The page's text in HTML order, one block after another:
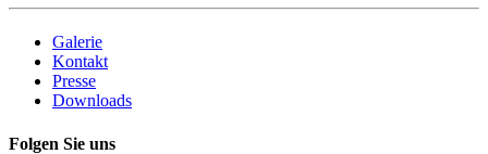
Galerie
Kontakt
Presse
Downloads
Folgen Sie uns